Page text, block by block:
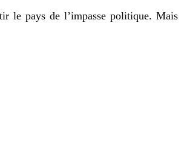
le pays de l’impasse politique. Mais